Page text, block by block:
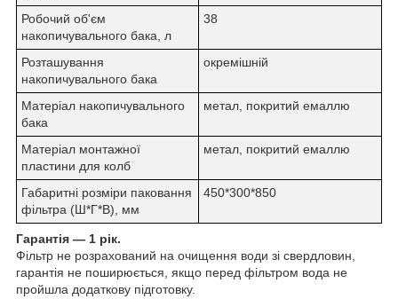
Робочий об'єм
накопичувального бака, л
38
Розташування
накопичувального бака
окремішній
Матеріал накопичувального
бака
метал, покритий емаллю
Матеріал монтажної
пластини для колб
метал, покритий емаллю
Габаритні розміри паковання
фільтра (Ш*Г*В), мм
450*300*850
Гарантія — 1 рік.
Фільтр не розрахований на очищення води зі свердловин,
гарантія не поширюється, якщо перед фільтром вода не
пройшла додаткову підготовку.